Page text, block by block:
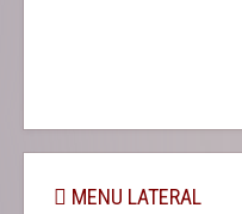
MENU LATERAL